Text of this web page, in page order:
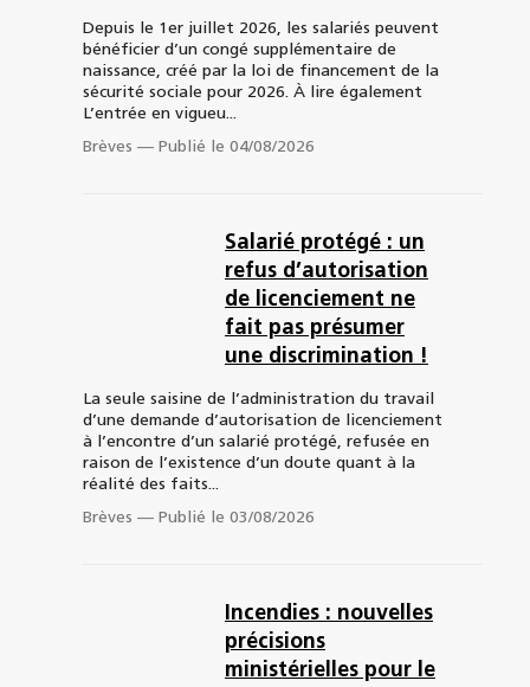
Depuis le 1er juillet 2026, les salariés peuvent
bénéficier d’un congé supplémentaire de
naissance, créé par la loi de financement de la
sécurité sociale pour 2026. À lire également
L’entrée en vigueu...
Brèves — Publié le 04/08/2026
Salarié protégé : un
refus d’autorisation
de licenciement ne
fait pas présumer
une discrimination !
La seule saisine de l’administration du travail
d’une demande d’autorisation de licenciement
à l’encontre d’un salarié protégé, refusée en
raison de l’existence d’un doute quant à la
réalité des faits...
Brèves — Publié le 03/08/2026
Incendies : nouvelles
précisions
ministérielles pour le